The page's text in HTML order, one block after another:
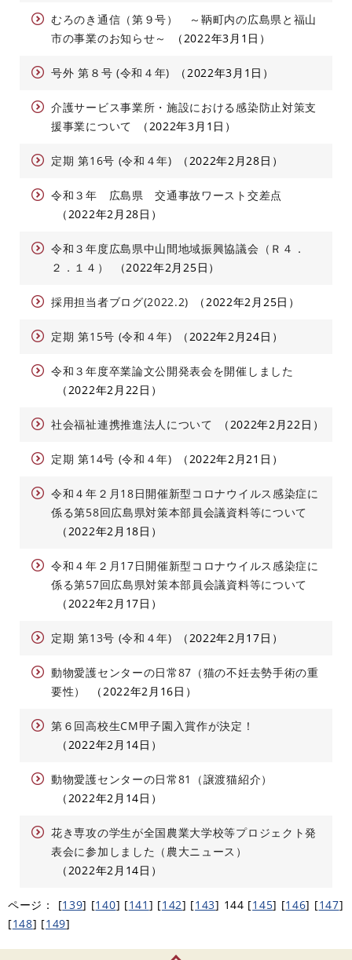
むろのき通信（第９号） ～鞆町内の広島県と福山
市の事業のお知らせ～
2022年3月1日
号外 第８号 (令和４年) 2022年3月1日
介護サービス事業所・施設における感染防止対策支
援事業について
2022年3月1日
定期 第16号 (令和４年) 2022年2月28日
令和３年 広島県 交通事故ワースト交差点
2022年2月28日
令和３年度広島県中山間地域振興協議会（Ｒ４．
２．１４）
2022年2月25日
採用担当者ブログ(2022.2) 2022年2月25日
定期 第15号 (令和４年) 2022年2月24日
令和３年度卒業論文公開発表会を開催しました
2022年2月22日
社会福祉連携推進法人について 2022年2月22日
定期 第14号 (令和４年) 2022年2月21日
令和４年２月18日開催新型コロナウイルス感染症に
係る第58回広島県対策本部員会議資料等について
2022年2月18日
令和４年２月17日開催新型コロナウイルス感染症に
係る第57回広島県対策本部員会議資料等について
2022年2月17日
定期 第13号 (令和４年) 2022年2月17日
動物愛護センターの日常87（猫の不妊去勢手術の重
要性）
2022年2月16日
第６回高校生CM甲子園入賞作が決定！
2022年2月14日
動物愛護センターの日常81（譲渡猫紹介）
2022年2月14日
花き専攻の学生が全国農業大学校等プロジェクト発
表会に参加しました（農大ニュース）
2022年2月14日
ページ： [139] [140] [141 ] [142] [143] 144 [145] [146] [147]
[148] [149]